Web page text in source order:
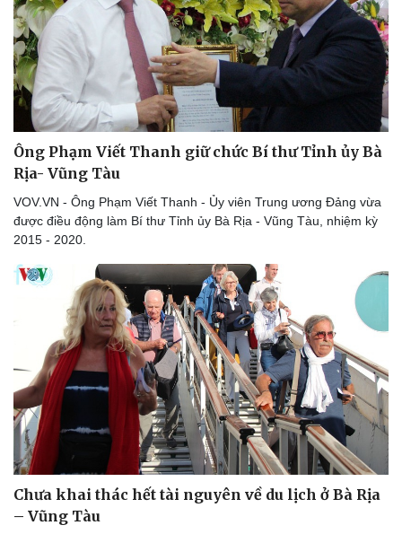
Ông Phạm Viết Thanh giữ chức Bí thư Tỉnh ủy Bà
Rịa- Vũng Tàu
VOV.VN - Ông Phạm Viết Thanh - Ủy viên Trung ương Đảng vừa
được điều động làm Bí thư Tỉnh ủy Bà Rịa - Vũng Tàu, nhiệm kỳ
2015 - 2020.
Chưa khai thác hết tài nguyên về du lịch ở Bà Rịa
– Vũng Tàu